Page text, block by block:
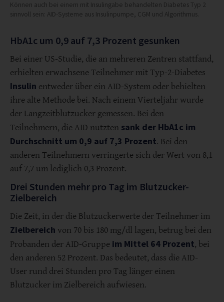
Können auch bei einem mit Insulingabe behandelten Diabetes Typ 2
sinnvoll sein: AID-Systeme aus Insulinpumpe, CGM und Algorithmus.
HbA1c um 0,9 auf 7,3 Prozent gesunken
Bei einer US-Studie, die an mehreren Zentren stattfand,
erhielten erwachsene Teilnehmer mit Typ-2-Diabetes
Insulin entweder über ein AID-System oder behielten
ihre alte Methode bei. Nach einem Vierteljahr wurde
der Langzeitblutzucker gemessen. Bei den
Teilnehmern, die AID nutzten sank der HbA1c im
Durchschnitt um 0,9 auf 7,3 Prozent. Bei den
anderen Teilnehmern verringerte sich der Wert von 8,1
auf 7,7 um lediglich 0,3 Prozent.
Drei Stunden mehr pro Tag im Blutzucker-
Zielbereich
Die Zeit, in der die Blutzuckerwerte der Teilnehmer im
Zielbereich von 70 bis 180 mg/dl lagen, betrug bei den
Probanden der AID-Gruppe im Mittel 64 Prozent, bei
den anderen 52 Prozent. Das bedeutet, dass die AID-
User rund drei Stunden pro Tag länger einen
Blutzucker im Zielbereich aufwiesen.